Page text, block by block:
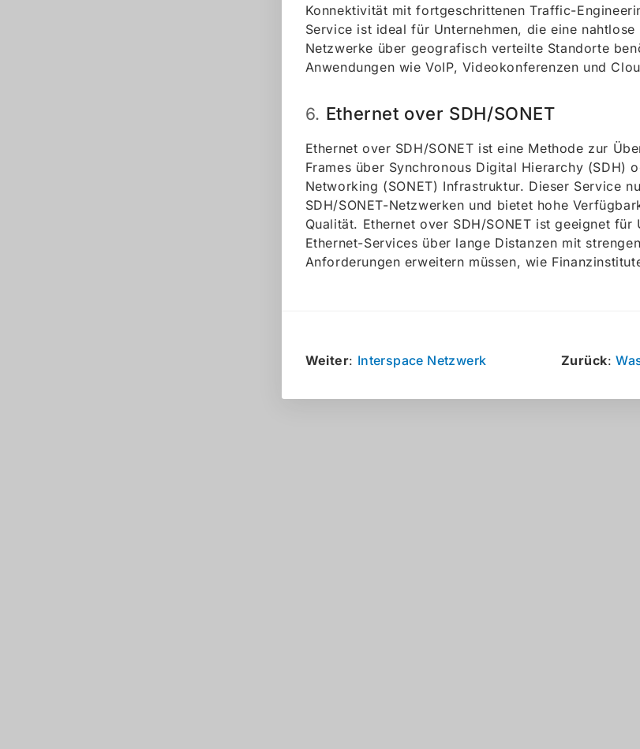
Konnektivität mit fortgeschrittenen Traffic-
Service ist ideal für Unternehmen, die eine
Netzwerke über geografisch verteilte Standorte
Anwendungen wie VoIP, Videokonferenzen und
6. Ethernet over SDH/SONET
Ethernet over SDH/SONET ist eine Methode zur
Frames über Synchronous Digital Hierarchy (SDH)
Networking (SONET) Infrastruktur. Dieser Service
SDH/SONET-Netzwerken und bietet hohe
Qualität. Ethernet over SDH/SONET ist geeignet für
Ethernet-Services über lange Distanzen mit
Anforderungen erweitern müssen, wie
Weiter: Interspace Netzwerk Zurück: